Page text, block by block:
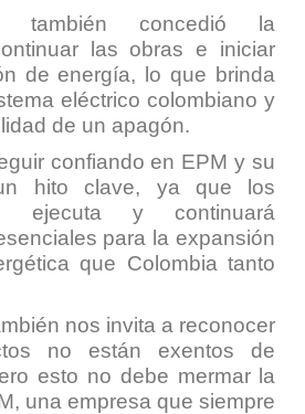
también concedió la
las obras e iniciar
de energía, lo que brinda
eléctrico colombiano y
de un apagón.
confiando en EPM y su
hito clave, ya que los
ejecuta y continuará
para la expansión
que Colombia tanto
nos invita a reconocer
no están exentos de
esto no debe mermar la
una empresa que siempre